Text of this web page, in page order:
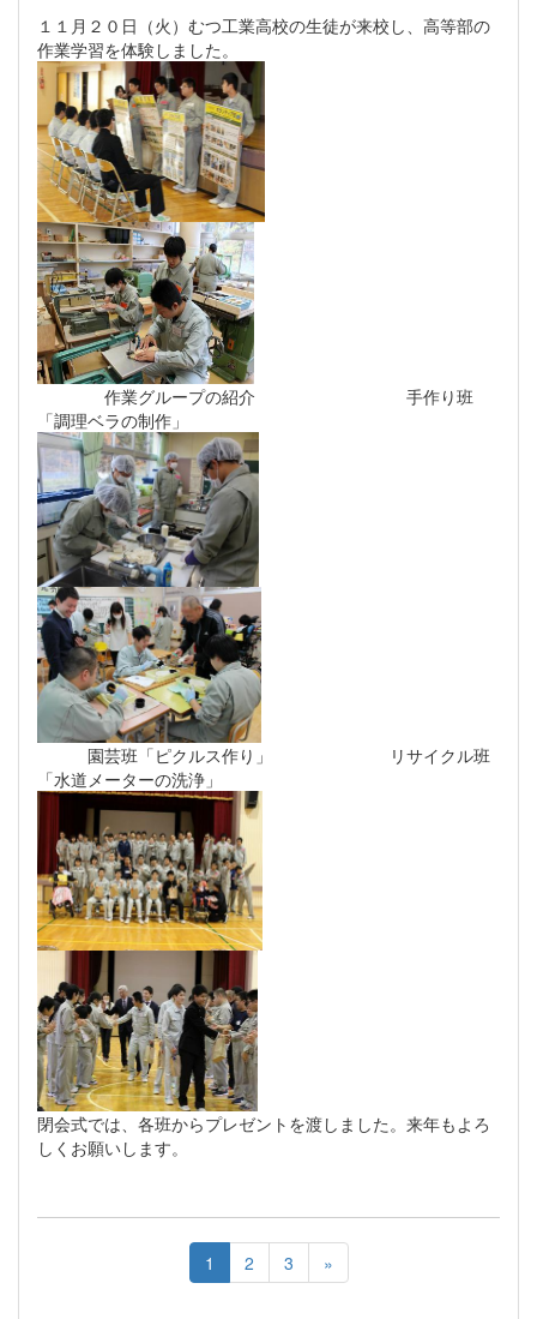
１１月２０日（火）むつ工業高校の生徒が来校し、高等部の
作業学習を体験しました。
作業グループの紹介 手作り班
「調理ベラの制作」
園芸班「ピクルス作り」 リサイクル班
「水道メーターの洗浄」
閉会式では、各班からプレゼントを渡しました。来年もよろ
しくお願いします。
1 2 3 »